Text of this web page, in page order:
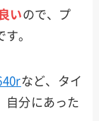
いので、プ
。
など、タイ
自分にあった